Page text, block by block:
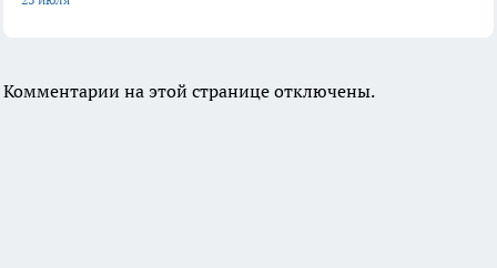
Комментарии на этой странице отключены.